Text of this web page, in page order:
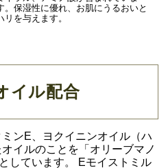
。保湿性に優れ、お肌にうるおいと
リを与えます。
イル配合
ンE、ヨクイニンオイル（ハ
イルのことを「オリーブマノ
しています。 Eモイストミル